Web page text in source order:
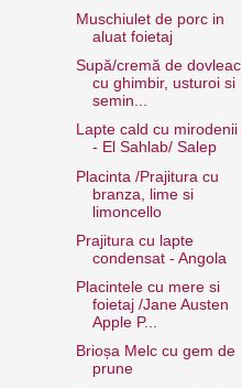
Muschiulet de porc in
aluat foietaj
Supă/cremă de dovleac
cu ghimbir, usturoi si
semin...
Lapte cald cu mirodenii
- El Sahlab/ Salep
Placinta /Prajitura cu
branza, lime si
limoncello
Prajitura cu lapte
condensat - Angola
Placintele cu mere si
foietaj /Jane Austen
Apple P...
Brioșa Melc cu gem de
prune